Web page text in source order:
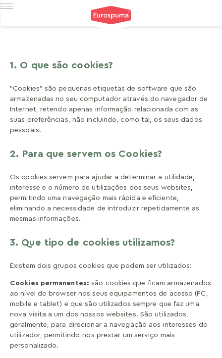
1. O que são cookies?
“Cookies” são pequenas etiquetas de software que são
armazenadas no seu computador através do navegador de
Internet, retendo apenas informação relacionada com as
suas preferências, não incluindo, como tal, os seus dados
pessoais.
2. Para que servem os Cookies?
Os cookies servem para ajudar a determinar a utilidade,
interesse e o número de utilizações dos seus websites,
permitindo uma navegação mais rápida e eficiente,
eliminando a necessidade de introduzir repetidamente as
mesmas informações.
3. Que tipo de cookies utilizamos?
Existem dois grupos cookies que podem ser utilizados:
Cookies permanentes: são cookies que ficam armazenados
ao nível do browser nos seus equipamentos de acesso (PC,
mobile e tablet) e que são utilizados sempre que faz uma
nova visita a um dos nossos websites. São utilizados,
geralmente, para direcionar a navegação aos interesses do
utilizador, permitindo-nos prestar um serviço mais
personalizado.